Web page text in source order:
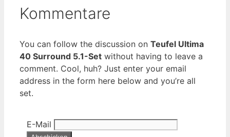
Kommentare
You can follow the discussion on Teufel Ultima
40 Surround 5.1-Set without having to leave a
comment. Cool, huh? Just enter your email
address in the form here below and you’re all
set.
E-Mail